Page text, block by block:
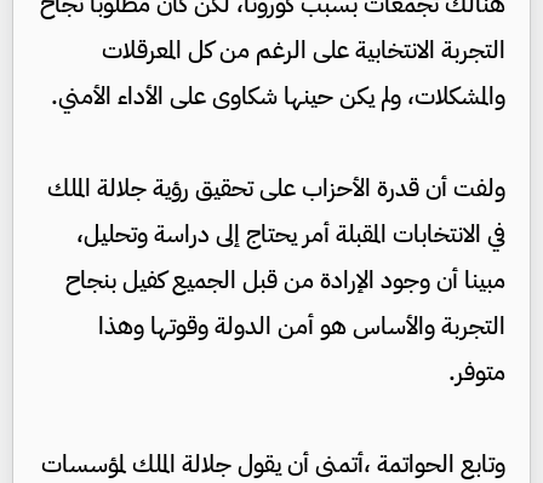
التجربة الانتخابية على الرغم من كل المعرقلات
والمشكلات، ولم يكن حينها شكاوى على الأداء الأمني.
ولفت أن قدرة الأحزاب على تحقيق رؤية جلالة الملك
في الانتخابات المقبلة أمر يحتاج إلى دراسة وتحليل،
مبينا أن وجود الإرادة من قبل الجميع كفيل بنجاح
التجربة والأساس هو أمن الدولة وقوتها وهذا
متوفر.
وتابع الحواتمة ،أتمنى أن يقول جلالة الملك لمؤسسات